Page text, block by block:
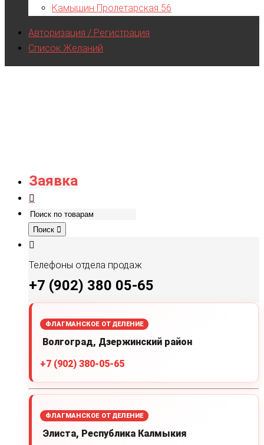
Камышин Пролетарская 56
Авторизация / Регистрация
Список Желаний
Заявка
Поиск
Телефоны отдела продаж
+7 (902) 380 05-65
ФЛАГМАНСКОЕ ОТДЕЛЕНИЕ
Волгоград, Дзержинский район
+7 (902) 380-05-65
ФЛАГМАНСКОЕ ОТДЕЛЕНИЕ
Элиста, Республика Калмыкия